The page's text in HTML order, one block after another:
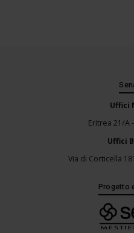
Uffici
Eritrea 21/A
Uffici
Via di Corticella
Progetto